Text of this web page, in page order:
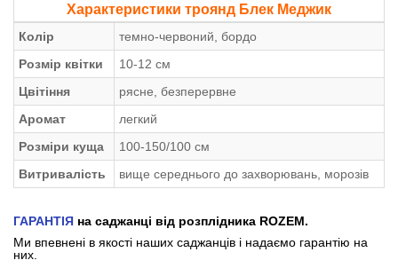
Характеристики троянд Блек Меджик
Колір
темно-червоний, бордо
Розмір квітки
10-12 см
Цвітіння
рясне, безперервне
Аромат
легкий
Розміри куща
100-150/100 см
Витривалість
вище середнього до захворювань, морозів
ГАРАНТІЯ на саджанці від розплідника ROZEM.
Ми впевнені в якості наших саджанців і надаємо гарантію на
них.